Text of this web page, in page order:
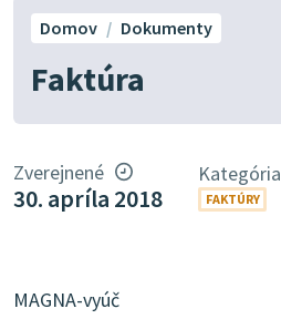
Faktúra
Domov Dokumenty
Zverejnené
30. apríla 2018
Kategória
FAKTÚRY
MAGNA-vyúč